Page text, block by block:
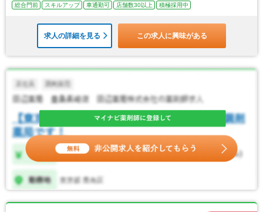
総合門前
スキルアップ 車通勤可 店舗数30以上 積極採用中
求人の詳細を見る この求人に興味がある